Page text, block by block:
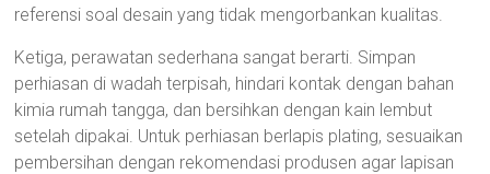
referensi soal desain yang tidak mengorbankan kualitas.
Ketiga, perawatan sederhana sangat berarti. Simpan
perhiasan di wadah terpisah, hindari kontak dengan bahan
kimia rumah tangga, dan bersihkan dengan kain lembut
setelah dipakai. Untuk perhiasan berlapis plating, sesuaikan
pembersihan dengan rekomendasi produsen agar lapisan